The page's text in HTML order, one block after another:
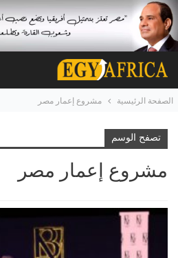
الصفحة الرئيسية مشروع إعمار مصر
تصفح الوسم
مشروع إعمار مصر